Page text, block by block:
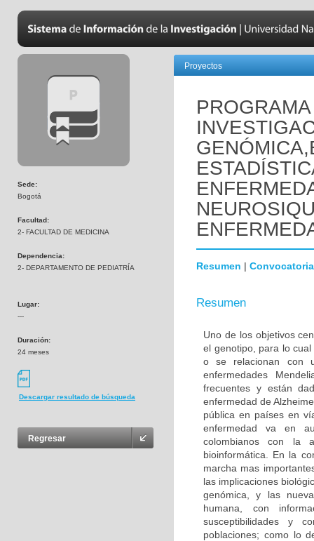
Sede:
Bogotá
Facultad:
2- FACULTAD DE MEDICINA
Dependencia:
2- DEPARTAMENTO DE PEDIATRÍA
Lugar:
---
Duración:
24 meses
Descargar resultado de búsqueda
Regresar
Proyectos
Resumen | Convocatoria
Resumen
Uno de los objetivos
el genotipo, para lo
o se relacionan con
enfermedades
frecuentes y están
enfermedad de
pública en países en
enfermedad va en
colombianos con la
bioinformática. En la
marcha mas
las implicaciones
genómica, y las
humana, con
susceptibilidades y
poblaciones; como lo